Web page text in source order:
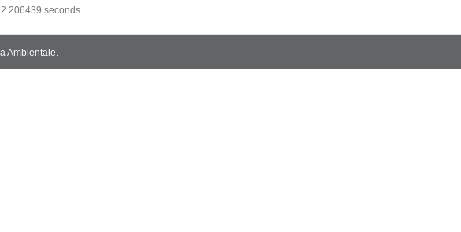
WHERE (((f_territori_limitrofi.IDNotifica)=4407) AND
sql: SELECT reg_f_territori_limitrofi.Distanza,